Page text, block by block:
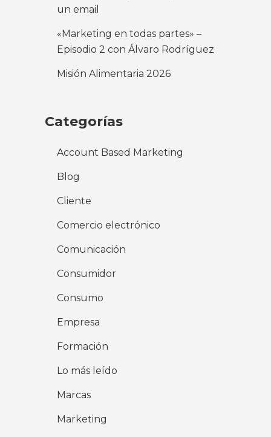
un email
«Marketing en todas partes» –
Episodio 2 con Álvaro Rodríguez
Misión Alimentaria 2026
Categorías
Account Based Marketing
Blog
Cliente
Comercio electrónico
Comunicación
Consumidor
Consumo
Empresa
Formación
Lo más leído
Marcas
Marketing